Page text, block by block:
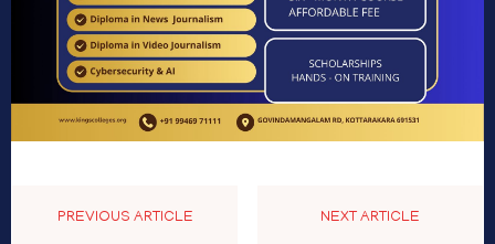
PREVIOUS ARTICLE NEXT ARTICLE